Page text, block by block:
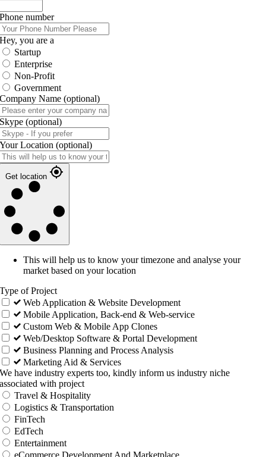
Phone number
Hey, you are a
Startup
Enterprise
Non-Profit
Government
Company Name (optional)
Skype (optional)
Your Location (optional)
Get location
This will help us to know your timezone and analyse your
market based on your location
Type of Project
Web Application & Website Development
Mobile Application, Back-end & Web-service
Custom Web & Mobile App Clones
Web/Desktop Software & Portal Development
Business Planning and Process Analysis
Marketing Aid & Services
We have industry experts too, kindly inform us industry niche
associated with project
Travel & Hospitality
Logistics & Transportation
FinTech
EdTech
Entertainment